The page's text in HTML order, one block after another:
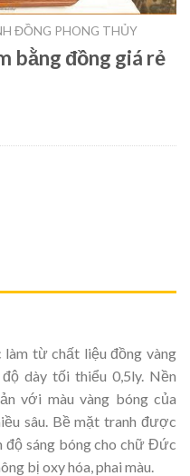
ĐỒNG PHONG THỦY
bằng đồng giá rẻ
từ chất liệu đồng vàng
dày tối thiểu 0,5ly. Nền
với màu vàng bóng của
sâu. Bề mặt tranh được
độ sáng bóng cho chữ Đức
bị oxy hóa, phai màu.